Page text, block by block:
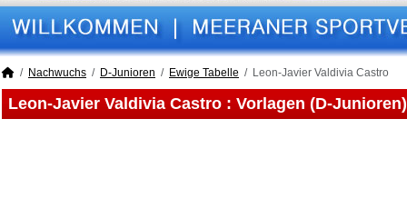
Nachwuchs D-Junioren Ewige Tabelle Leon-Javier Valdivia Castro
Leon-Javier Valdivia Castro : Vorlagen (D-Junioren)